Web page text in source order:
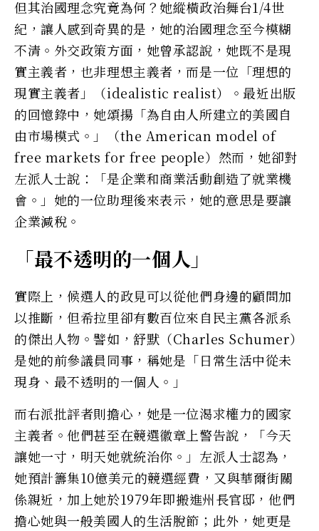
但其治國理念究竟為何？她縱橫政治舞台1/4世
紀，讓人感到奇異的是，她的治國理念至今模糊
不清。外交政策方面，她曾承認說，她既不是現
實主義者，也非理想主義者，而是一位「理想的
現實主義者」（idealistic realist）。最近出版
的回憶錄中，她頌揚「為自由人所建立的美國自
由市場模式。」（the American model of
free markets for free people）然而，她卻對
左派人士說：「是企業和商業活動創造了就業機
會。」她的一位助理後來表示，她的意思是要讓
企業減稅。
「最不透明的一個人」
實際上，候選人的政見可以從他們身邊的顧問加
以推斷，但希拉里卻有數百位來自民主黨各派系
的傑出人物。譬如，舒默（Charles Schumer）
是她的前參議員同事，稱她是「日常生活中從未
現身、最不透明的一個人。」
而右派批評者則擔心，她是一位渴求權力的國家
主義者。他們甚至在競選徽章上警告說，「今天
讓她一寸，明天她就統治你。」左派人士認為，
她預計籌集10億美元的競選經費，又與華爾街關
係親近，加上她於1979年即搬進州長官邸，他們
擔心她與一般美國人的生活脫節；此外，她更是